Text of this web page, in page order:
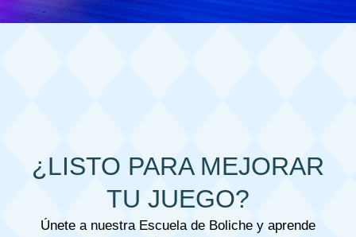
¿LISTO PARA MEJORAR
TU JUEGO?
Únete a nuestra Escuela de Boliche y aprende